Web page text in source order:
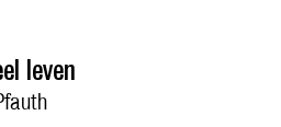
leven